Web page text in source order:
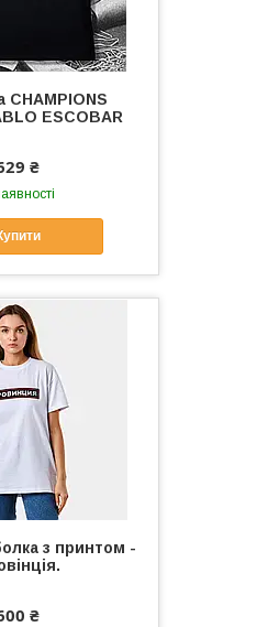
CHAMPIONS
ESCOBAR
₴
з принтом -
₴